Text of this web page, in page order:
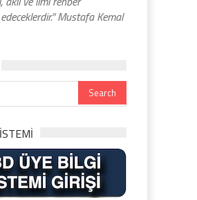
Mustafa Kemal